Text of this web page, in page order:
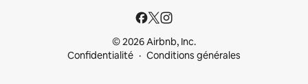
© 2026 Airbnb, Inc.
Confidentialité
Conditions générales